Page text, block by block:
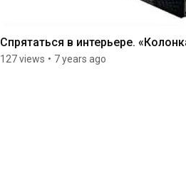
Спрятаться в интерьере.
127 views • 7 years ago